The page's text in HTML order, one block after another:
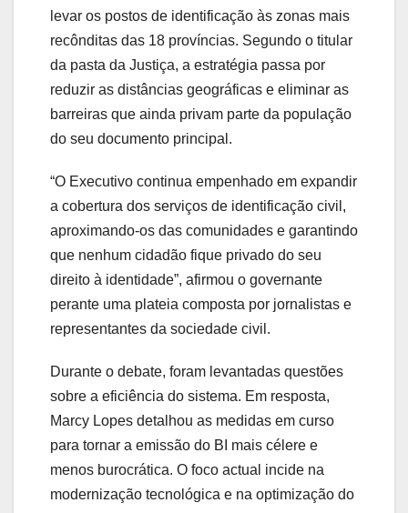
levar os postos de identificação às zonas mais
recônditas das 18 províncias. Segundo o titular
da pasta da Justiça, a estratégia passa por
reduzir as distâncias geográficas e eliminar as
barreiras que ainda privam parte da população
do seu documento principal.
“O Executivo continua empenhado em expandir
a cobertura dos serviços de identificação civil,
aproximando-os das comunidades e garantindo
que nenhum cidadão fique privado do seu
direito à identidade”, afirmou o governante
perante uma plateia composta por jornalistas e
representantes da sociedade civil.
Durante o debate, foram levantadas questões
sobre a eficiência do sistema. Em resposta,
Marcy Lopes detalhou as medidas em curso
para tornar a emissão do BI mais célere e
menos burocrática. O foco actual incide na
modernização tecnológica e na optimização do